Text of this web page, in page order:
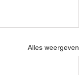
Alles weergeven